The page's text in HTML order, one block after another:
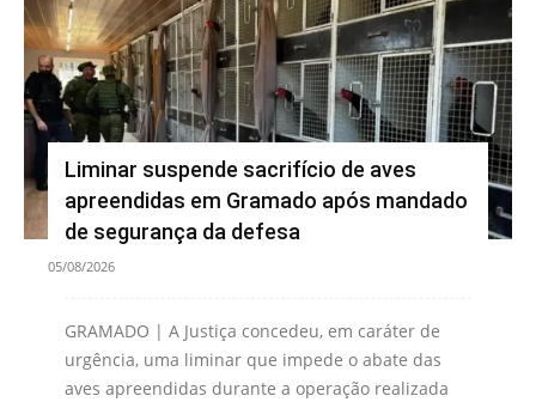
Liminar suspende sacrifício de aves
apreendidas em Gramado após mandado
de segurança da defesa
05/08/2026
GRAMADO | A Justiça concedeu, em caráter de
urgência, uma liminar que impede o abate das
aves apreendidas durante a operação realizada